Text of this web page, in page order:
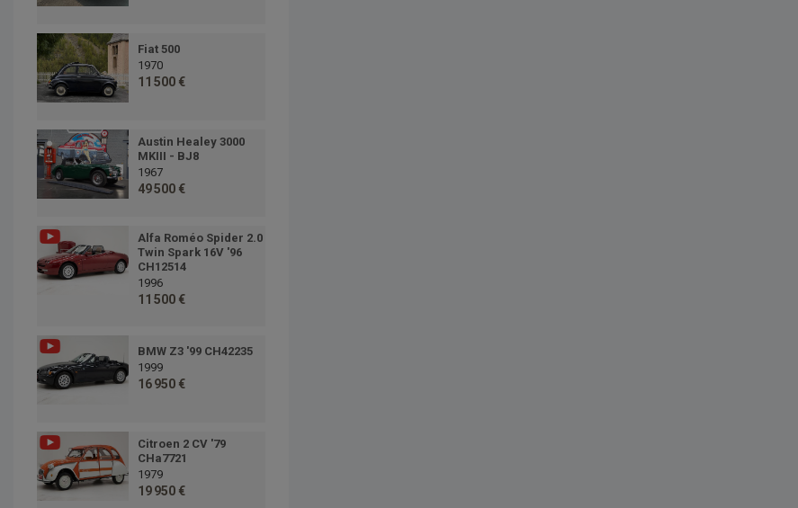
Fiat 500
1970
11 500 €
Austin Healey 3000
MKIII - BJ8
1967
49 500 €
Alfa Roméo Spider 2.0
Twin Spark 16V '96
CH12514
1996
11 500 €
BMW Z3 '99 CH42235
1999
16 950 €
Citroen 2 CV '79
CHa7721
1979
19 950 €